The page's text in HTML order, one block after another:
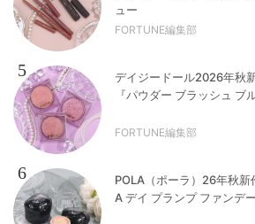
ュー
FORTUNE編集部
5
デイジードール2026年秋
『パウダー ブラッシュ
FORTUNE編集部
6
POLA（ポーラ）26年秋
A デイ プランプ ファンデ